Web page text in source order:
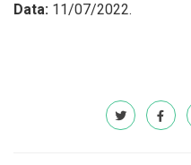
Data: 11/07/2022.